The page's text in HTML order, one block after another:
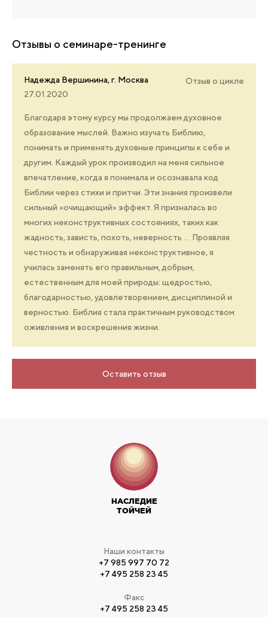
Отзывы о семинаре-тренинге
Надежда Вершинина, г. Москва
27.01.2020
Отзыв о цикле
Благодаря этому курсу мы продолжаем духовное
образование мыслей. Важно изучать Библию,
понимать и применять духовные принципы к себе и
другим. Каждый урок производил на меня сильное
впечатление, когда я понимала и осознавала код
Библии через стихи и притчи. Эти знания произвели
сильный «очищающий» эффект. Я призналась во
многих неконструктивных состояниях, таких как
жадность, зависть, похоть, неверность … Проявляя
честность и обнаруживая неконструктивное, я
училась заменять его правильным, добрым,
естественным для моей природы: щедростью,
благодарностью, удовлетворением, дисциплиной и
верностью. Библия стала практичным руководством
оживления и воскрешения жизни.
Оставить отзыв
НАСЛЕДИЕ
ТОЙЧЕЙ
Наши контакты
+7 985 997 70 72
+7 495 258 23 45
Факс
+7 495 258 23 45